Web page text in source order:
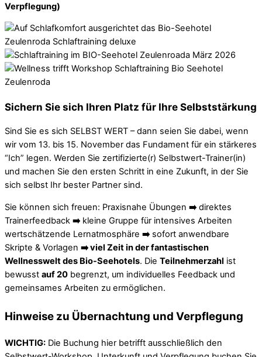
Verpflegung)
Sichern Sie sich Ihren Platz für Ihre Selbststärkung
Sind Sie es sich SELBST WERT – dann seien Sie dabei, wenn
wir vom 13. bis 15. November das Fundament für ein stärkeres
“Ich” legen. Werden Sie zertifizierte(r) Selbstwert-Trainer(in)
und machen Sie den ersten Schritt in eine Zukunft, in der Sie
sich selbst Ihr bester Partner sind.
Sie können sich freuen: Praxisnahe Übungen ➡️direktes
Trainerfeedback ➡️kleine Gruppe für intensives Arbeiten
wertschätzende Lernatmosphäre ➡️sofort anwendbare
Skripte & Vorlagen ➡️ viel Zeit in der fantastischen
Wellnesswelt des Bio-Seehotels. Die Teilnehmerzahl ist
bewusst auf 20 begrenzt, um individuelles Feedback und
gemeinsames Arbeiten zu ermöglichen.
Hinweise zu Übernachtung und Verpflegung
WICHTIG: Die Buchung hier betrifft ausschließlich den